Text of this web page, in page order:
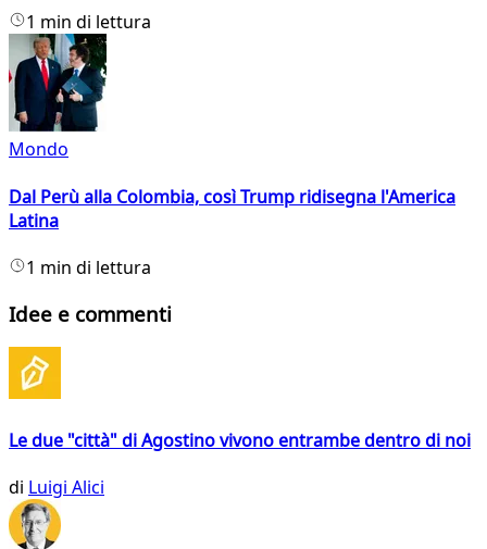
1 min di lettura
Mondo
Dal Perù alla Colombia, così Trump ridisegna l'America
Latina
1 min di lettura
Idee e commenti
Le due "città" di Agostino vivono entrambe dentro di noi
di Luigi Alici